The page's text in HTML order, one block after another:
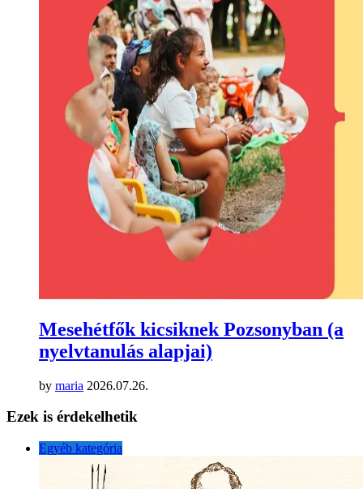
Mesehétfők kicsiknek Pozsonyban (a
nyelvtanulás alapjai)
by maria 2026.07.26.
Ezek is érdekelhetik
Egyéb kategória